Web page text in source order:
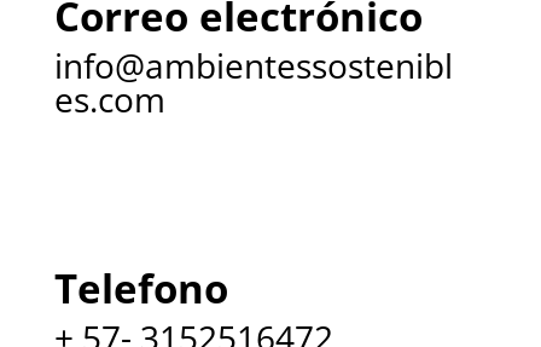
Correo electrónico
info@ambientessostenibl
es.com
Telefono
+ 57- 3152516472